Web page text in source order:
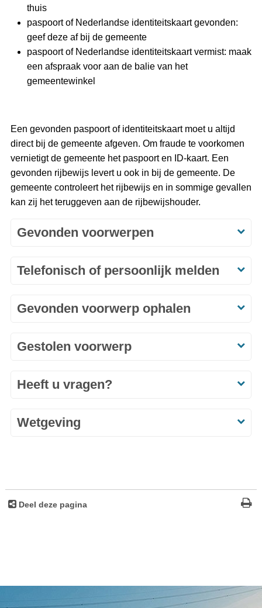
thuis
paspoort of Nederlandse identiteitskaart gevonden:
geef deze af bij de gemeente
paspoort of Nederlandse identiteitskaart vermist: maak
een afspraak voor aan de balie van het
gemeentewinkel
Een gevonden paspoort of identiteitskaart moet u altijd
direct bij de gemeente afgeven. Om fraude te voorkomen
vernietigt de gemeente het paspoort en ID-kaart. Een
gevonden rijbewijs levert u ook in bij de gemeente. De
gemeente controleert het rijbewijs en in sommige gevallen
kan zij het teruggeven aan de rijbewijshouder.
Gevonden voorwerpen
Telefonisch of persoonlijk melden
Gevonden voorwerp ophalen
Gestolen voorwerp
Heeft u vragen?
Wetgeving
Deel deze pagina